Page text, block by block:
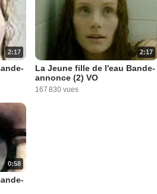
2:17 2:17
La Jeune fille de l'eau Bande-
annonce (2) VO
167 830 vues
0:58